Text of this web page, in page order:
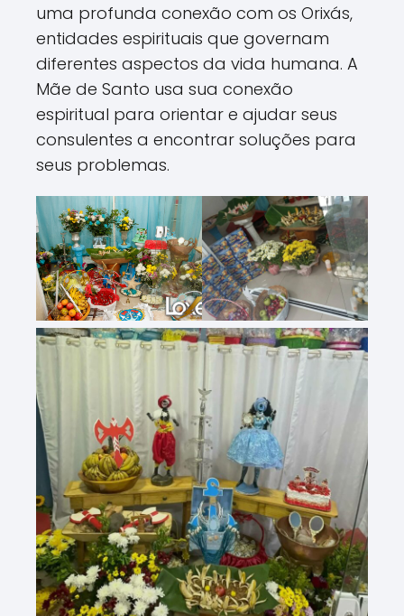
uma profunda conexão com os Orixás,
entidades espirituais que governam
diferentes aspectos da vida humana. A
Mãe de Santo usa sua conexão
espiritual para orientar e ajudar seus
consulentes a encontrar soluções para
seus problemas.